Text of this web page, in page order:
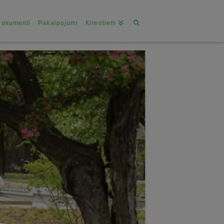
Pakalpojumi Klientiem